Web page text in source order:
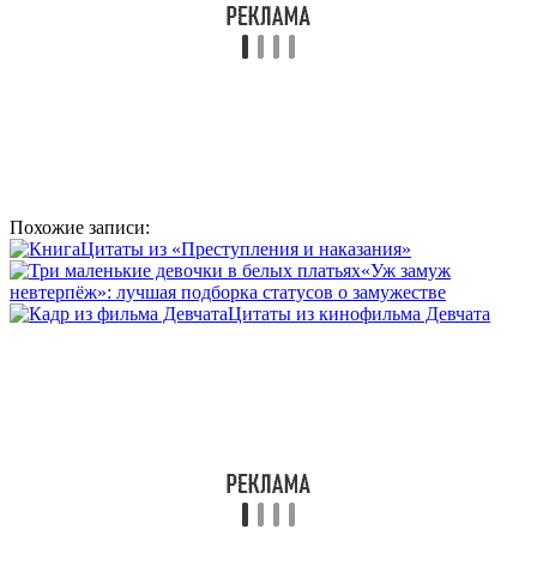
Похожие записи:
Цитаты из «Преступления и наказания»
«Уж замуж
невтерпёж»: лучшая подборка статусов о замужестве
Цитаты из кинофильма Девчата